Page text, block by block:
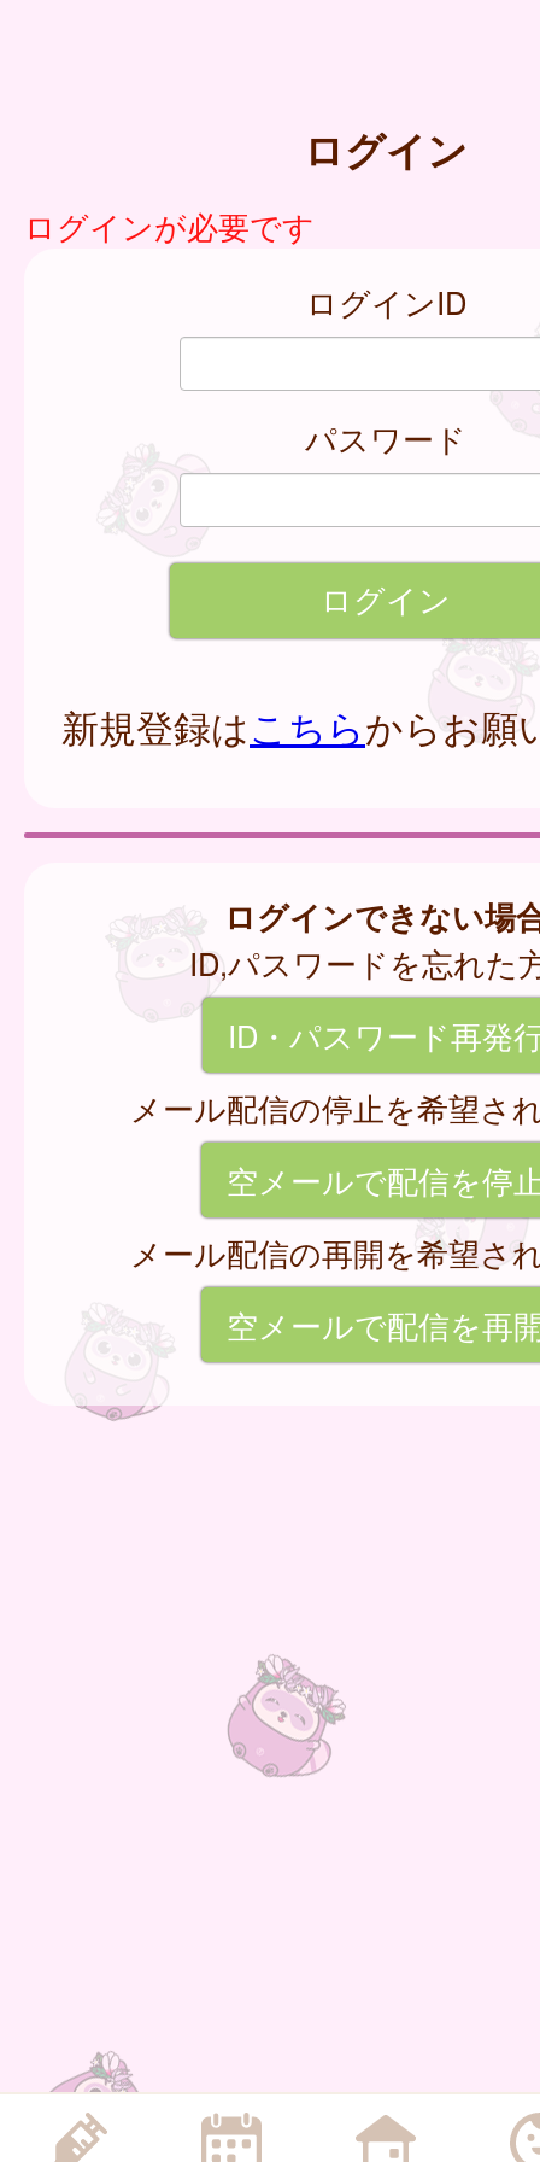
ログイン
ログインが必要です
ログインID
パスワード
新規登録はこちらからお願
ログインできない場
ID,パスワードを忘れた
ID・パスワード再発
メール配信の停止を希望さ
空メールで配信を停
メール配信の再開を希望さ
空メールで配信を再